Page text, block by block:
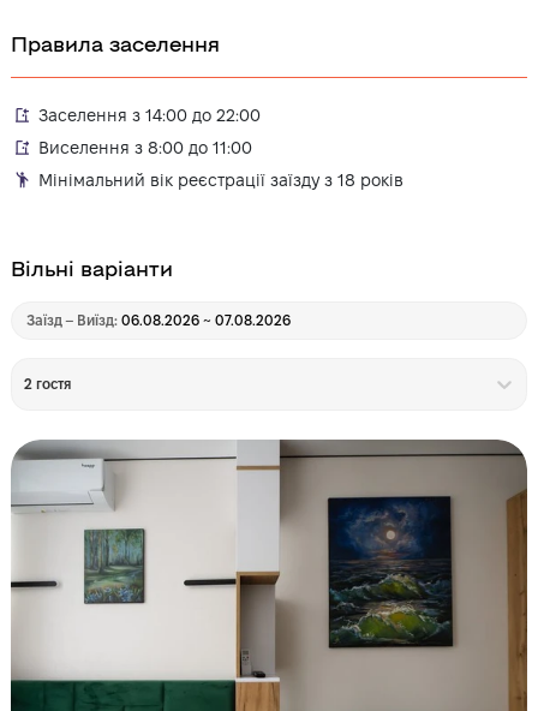
Правила заселення
Заселення з 14:00 до 22:00
Виселення з 8:00 до 11:00
Мінімальний вік реєстрації заїзду з 18 років
Вільні варіанти
Заїзд – Виїзд: 06.08.2026 ~ 07.08.2026
2 гостя